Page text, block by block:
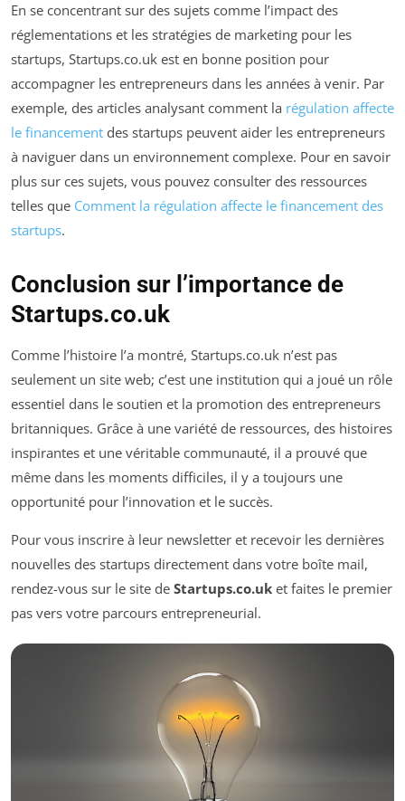
En se concentrant sur des sujets comme l’impact des
réglementations et les stratégies de marketing pour les
startups, Startups.co.uk est en bonne position pour
accompagner les entrepreneurs dans les années à venir. Par
exemple, des articles analysant comment la régulation affecte
le financement des startups peuvent aider les entrepreneurs
à naviguer dans un environnement complexe. Pour en savoir
plus sur ces sujets, vous pouvez consulter des ressources
telles que Comment la régulation affecte le financement des
startups.
Conclusion sur l’importance de
Startups.co.uk
Comme l’histoire l’a montré, Startups.co.uk n’est pas
seulement un site web; c’est une institution qui a joué un rôle
essentiel dans le soutien et la promotion des entrepreneurs
britanniques. Grâce à une variété de ressources, des histoires
inspirantes et une véritable communauté, il a prouvé que
même dans les moments difficiles, il y a toujours une
opportunité pour l’innovation et le succès.
Pour vous inscrire à leur newsletter et recevoir les dernières
nouvelles des startups directement dans votre boîte mail,
rendez-vous sur le site de Startups.co.uk et faites le premier
pas vers votre parcours entrepreneurial.